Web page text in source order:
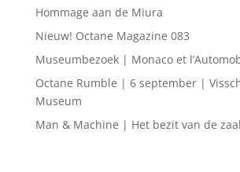
Hommage aan de Miura
Nieuw! Octane Magazine 083
Museumbezoek | Monaco et
Octane Rumble | 6 september |
Museum
Man & Machine | Het bezit van de